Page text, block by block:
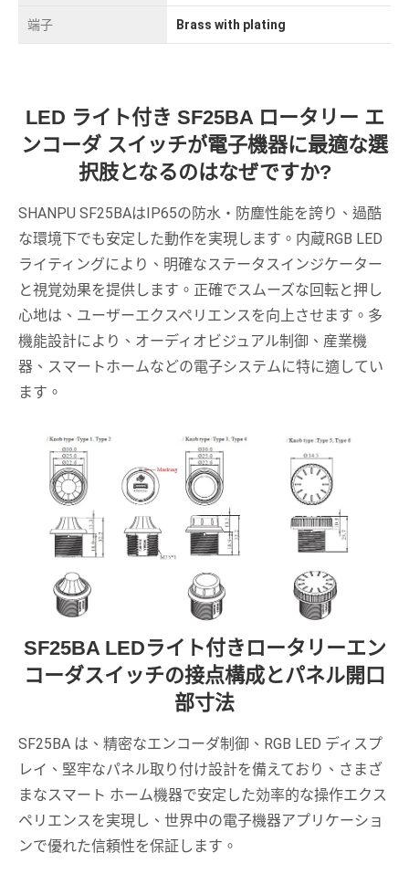
端子 Brass with plating
LED ライト付き SF25BA ロータリー エ
ンコーダ スイッチが電子機器に最適な選
択肢となるのはなぜですか?
SHANPU SF25BAはIP65の防水・防塵性能を誇り、過酷
な環境下でも安定した動作を実現します。内蔵RGB LED
ライティングにより、明確なステータスインジケーター
と視覚効果を提供します。正確でスムーズな回転と押し
心地は、ユーザーエクスペリエンスを向上させます。多
機能設計により、オーディオビジュアル制御、産業機
器、スマートホームなどの電子システムに特に適してい
ます。
SF25BA LEDライト付きロータリーエン
コーダスイッチの接点構成とパネル開口
部寸法
SF25BA は、精密なエンコーダ制御、RGB LED ディスプ
レイ、堅牢なパネル取り付け設計を備えており、さまざ
まなスマート ホーム機器で安定した効率的な操作エクス
ペリエンスを実現し、世界中の電子機器アプリケーショ
ンで優れた信頼性を保証します。